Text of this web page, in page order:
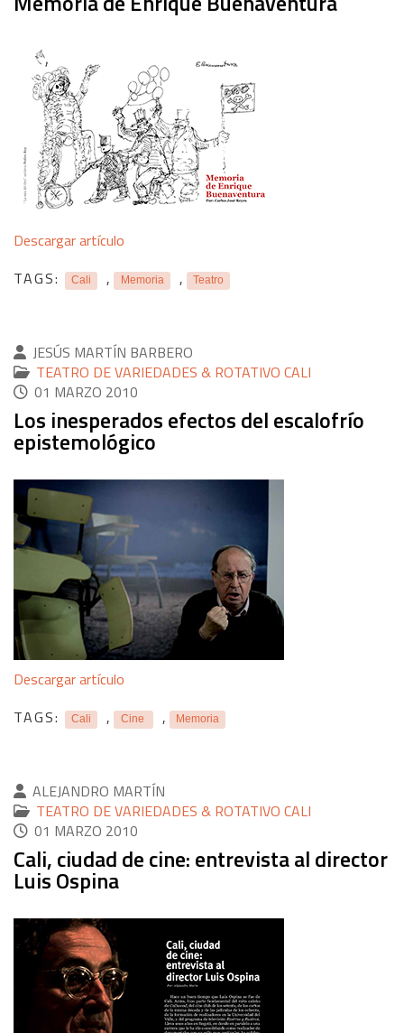
Descargar artículo
TAGS:
Cali , Memoria , Teatro
JESÚS MARTÍN BARBERO
TEATRO DE VARIEDADES & ROTATIVO CALI
01 MARZO 2010
Los inesperados efectos del escalofrío
epistemológico
Descargar artículo
TAGS:
Cali , Cine , Memoria
ALEJANDRO MARTÍN
TEATRO DE VARIEDADES & ROTATIVO CALI
01 MARZO 2010
Cali, ciudad de cine: entrevista al director
Luis Ospina